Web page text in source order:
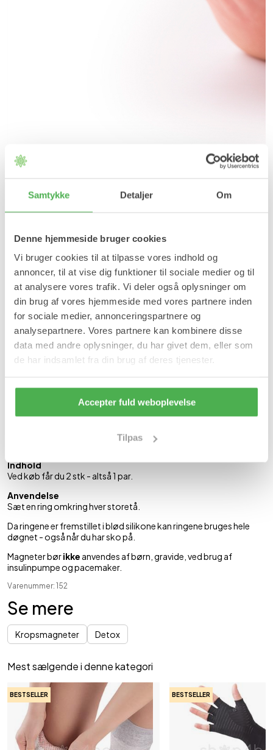
Samtykke Detaljer Om
Denne hjemmeside bruger cookies
Vi bruger cookies til at tilpasse vores indhold og
annoncer, til at vise dig funktioner til sociale medier og til
at analysere vores trafik. Vi deler også oplysninger om
din brug af vores hjemmeside med vores partnere inden
for sociale medier, annonceringspartnere og
analysepartnere. Vores partnere kan kombinere disse
data med andre oplysninger, du har givet dem, eller som
de har indsamlet fra din brug af deres tjenester.
Accepter fuld weboplevelse
Tilpas
Øg effekten af dit vægttab - 1100 gauss neodyme magnet
Læg i kurv
På lager
Forventet leveringstid: 1-2 hverdage
Øg stimuleringen af aku-punkterne under tæerne med Slanke
Magnet Tåringe og opnå øget effekt af dit vægttab.
Ringene stimulerer aku-punkter under fødderne, der øger
forbrændingen.
Ringene er fremstillet i klar kirurgisk silikone med en diameter på
2,5 cm med indstøbt 1100 gauss neodyme magnet.
Idet ringene er lavet af silikone, er de strækbare, så alle kan passe
Indhold
Ved køb får du 2 stk - altså 1 par.
Anvendelse
Sæt en ring omkring hver storetå.
Da ringene er fremstillet i blød silikone kan ringene bruges hele
døgnet - også når du har sko på.
Magneter børikke anvendes af børn, gravide, ved brug af
insulinpumpe og pacemaker.
Varenummer: 152
Se mere
Kropsmagneter Detox
Mest sælgende i denne kategori
BESTSELLER BESTSELLER